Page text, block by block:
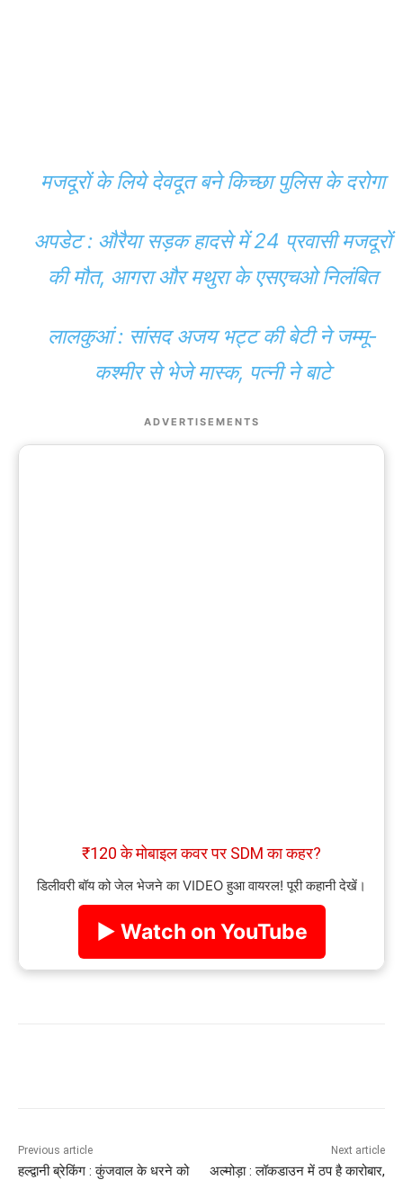
मजदूरों के लिये देवदूत बने किच्छा पुलिस के दरोगा
अपडेट : औरैया सड़क हादसे में 24 प्रवासी मजदूरों
की मौत, आगरा और मथुरा के एसएचओ निलंबित
लालकुआं : सांसद अजय भट्ट की बेटी ने जम्मू-
कश्मीर से भेजे मास्क, पत्नी ने बाटे
ADVERTISEMENTS
₹120 के मोबाइल कवर पर SDM का कहर?
डिलीवरी बॉय को जेल भेजने का VIDEO हुआ वायरल! पूरी कहानी देखें।
▶ Watch on YouTube
Previous article
हल्द्वानी ब्रेकिंग : कुंजवाल के धरने को
Next article
अल्मोड़ा : लॉकडाउन में ठप है कारोबार,